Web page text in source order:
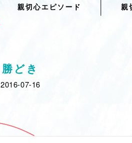
親切心エピソード 親
勝どき
2016-07-16